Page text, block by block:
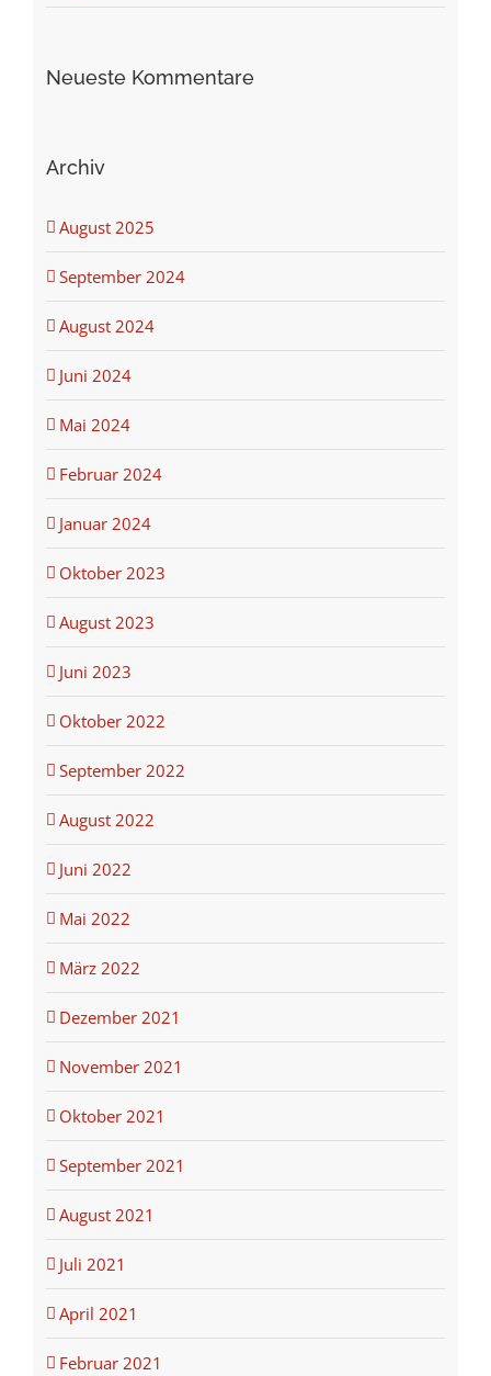
Neueste Kommentare
Archiv
August 2025
September 2024
August 2024
Juni 2024
Mai 2024
Februar 2024
Januar 2024
Oktober 2023
August 2023
Juni 2023
Oktober 2022
September 2022
August 2022
Juni 2022
Mai 2022
März 2022
Dezember 2021
November 2021
Oktober 2021
September 2021
August 2021
Juli 2021
April 2021
Februar 2021